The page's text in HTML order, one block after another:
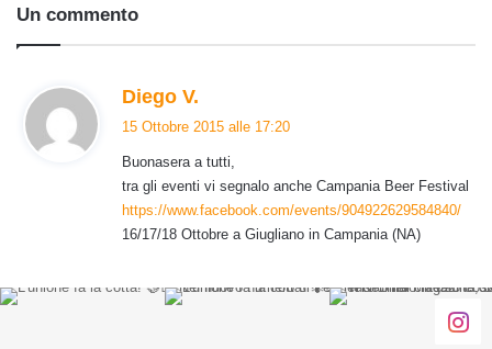
Un commento
Diego V.
a
e
t
o
15 Ottobre 2015 alle 17:20
Buonasera a tutti,
tra gli eventi vi segnalo anche Campania Beer Festival
https://www.facebook.com/events/904922629584840/
16/17/18 Ottobre a Giugliano in Campania (NA)